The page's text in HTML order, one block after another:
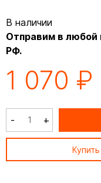
В наличии
Отправим в любой
РФ.
1 070 ₽
- +